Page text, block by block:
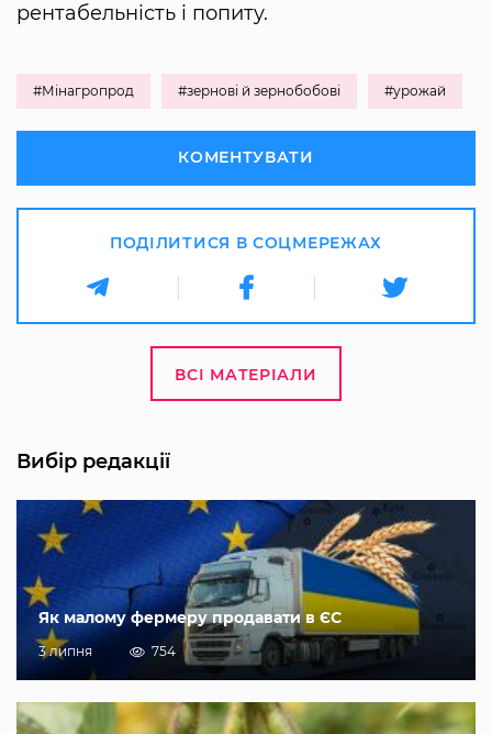
рентабельність і попиту.
#Мінагропрод #зернові й зернобобові #урожай
КОМЕНТУВАТИ
ПОДІЛИТИСЯ В СОЦМЕРЕЖАХ
ВСІ МАТЕРІАЛИ
Вибір редакції
Як малому фермеру продавати в ЄС
3 липня 754